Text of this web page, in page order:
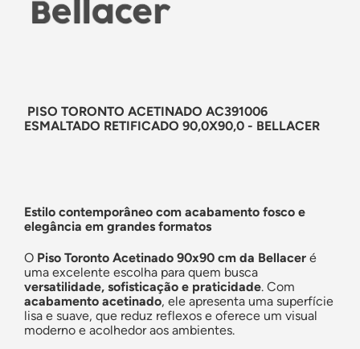
PISO TORONTO ACETINADO AC391006
ESMALTADO RETIFICADO 90,0X90,0 - BELLACER
Estilo contemporâneo com acabamento fosco e
elegância em grandes formatos
O Piso Toronto Acetinado 90x90 cm da Bellacer é
uma excelente escolha para quem busca
versatilidade, sofisticação e praticidade. Com
acabamento acetinado, ele apresenta uma superfície
lisa e suave, que reduz reflexos e oferece um visual
moderno e acolhedor aos ambientes.